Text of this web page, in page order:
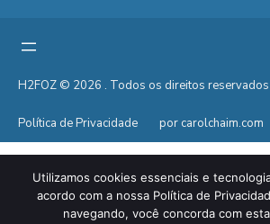
H2FOZ © 2026 . Todos os direitos reservados
Política de Privacidade por carolchaim.com
Utilizamos cookies essenciais e
acordo com a nossa Política de
navegando, você concorda com